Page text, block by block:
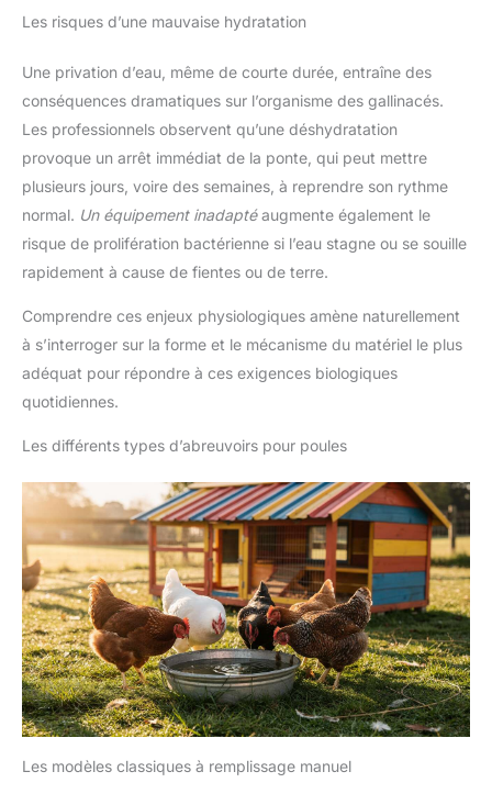
Les risques d’une mauvaise hydratation
Une privation d’eau, même de courte durée, entraîne des
conséquences dramatiques sur l’organisme des gallinacés.
Les professionnels observent qu’une déshydratation
provoque un arrêt immédiat de la ponte, qui peut mettre
plusieurs jours, voire des semaines, à reprendre son rythme
normal. Un équipement inadaptéaugmente également le
risque de prolifération bactérienne si l’eau stagne ou se souille
rapidement à cause de fientes ou de terre.
Comprendre ces enjeux physiologiques amène naturellement
à s’interroger sur la forme et le mécanisme du matériel le plus
adéquat pour répondre à ces exigences biologiques
quotidiennes.
Les différents types d’abreuvoirs pour poules
Les modèles classiques à remplissage manuel